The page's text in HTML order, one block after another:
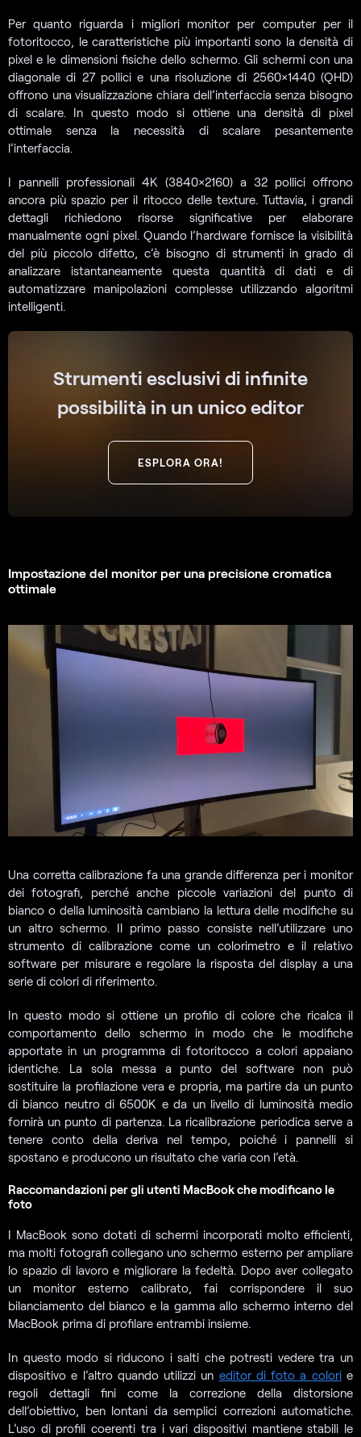
Per quanto riguarda i migliori monitor per computer per il
fotoritocco, le caratteristiche più importanti sono la densità di
pixel e le dimensioni fisiche dello schermo. Gli schermi con una
diagonale di 27 pollici e una risoluzione di 2560×1440 (QHD)
offrono una visualizzazione chiara dell’interfaccia senza bisogno
di scalare. In questo modo si ottiene una densità di pixel
ottimale senza la necessità di scalare pesantemente
l’interfaccia.
I pannelli professionali 4K (3840×2160) a 32 pollici offrono
ancora più spazio per il ritocco delle texture. Tuttavia, i grandi
dettagli richiedono risorse significative per elaborare
manualmente ogni pixel. Quando l’hardware fornisce la visibilità
del più piccolo difetto, c’è bisogno di strumenti in grado di
analizzare istantaneamente questa quantità di dati e di
automatizzare manipolazioni complesse utilizzando algoritmi
intelligenti.
Strumenti esclusivi di infinite
possibilità in un unico editor
ESPLORA ORA!
Impostazione del monitor per una precisione cromatica
ottimale
Una corretta calibrazione fa una grande differenza per i monitor
dei fotografi, perché anche piccole variazioni del punto di
bianco o della luminosità cambiano la lettura delle modifiche su
un altro schermo. Il primo passo consiste nell’utilizzare uno
strumento di calibrazione come un colorimetro e il relativo
software per misurare e regolare la risposta del display a una
serie di colori di riferimento.
In questo modo si ottiene un profilo di colore che ricalca il
comportamento dello schermo in modo che le modifiche
apportate in un programma di fotoritocco a colori appaiano
identiche. La sola messa a punto del software non può
sostituire la profilazione vera e propria, ma partire da un punto
di bianco neutro di 6500K e da un livello di luminosità medio
fornirà un punto di partenza. La ricalibrazione periodica serve a
tenere conto della deriva nel tempo, poiché i pannelli si
spostano e producono un risultato che varia con l’età.
Raccomandazioni per gli utenti MacBook che modificano le
foto
I MacBook sono dotati di schermi incorporati molto efficienti,
ma molti fotografi collegano uno schermo esterno per ampliare
lo spazio di lavoro e migliorare la fedeltà. Dopo aver collegato
un monitor esterno calibrato, fai corrispondere il suo
bilanciamento del bianco e la gamma allo schermo interno del
MacBook prima di profilare entrambi insieme.
In questo modo si riducono i salti che potresti vedere tra un
dispositivo e l’altro quando utilizzi un editor di foto a colorie
regoli dettagli fini come la correzione della distorsione
dell’obiettivo, ben lontani da semplici correzioni automatiche.
L’uso di profili coerenti tra i vari dispositivi mantiene stabili le